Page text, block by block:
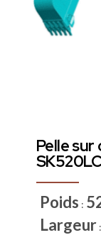
Pelle sur
Poids :
Largeur :